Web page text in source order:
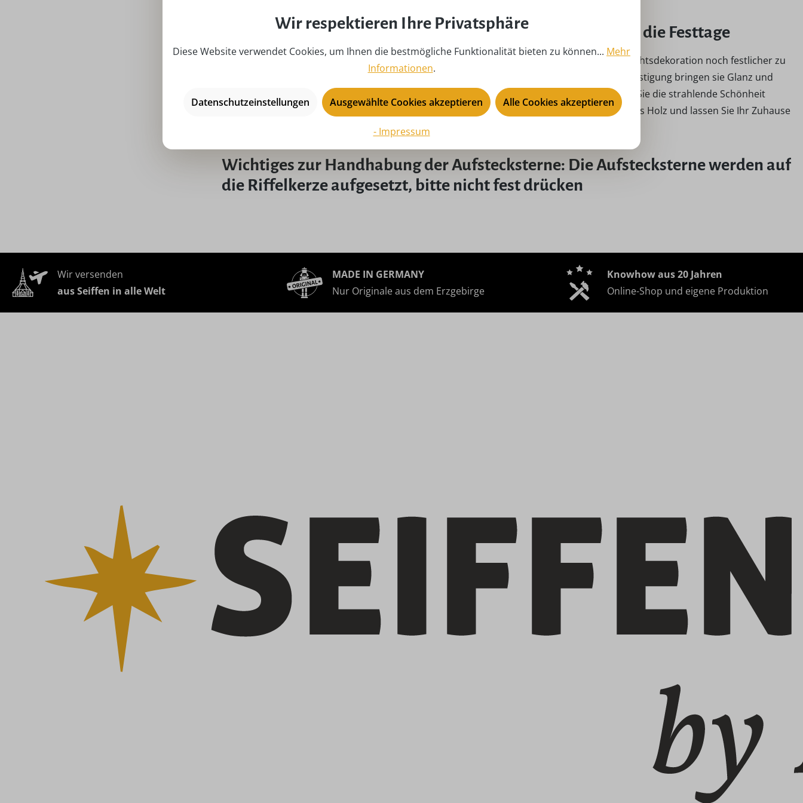
Unser Fazit zu den Aufstecksternen: Strahlender Glanz für die Festtage
Aufstecksterne für Schwibbögen aus Holz sind eine wunderschöne Möglichkeit, Ihre Weihnachtsdekoration noch festlicher zu
gestalten. Mit ihrer handgefertigten Qualität, den vielfältigen Designs und der einfachen Befestigung bringen sie Glanz und
Tradition in Ihr Zuhause. Verleihen Sie Ihrem Schwibbogen das gewisse Etwas und genießen Sie die strahlende Schönheit
dieser einzigartigen Sterne. Erleben Sie die Magie der Weihnachtszeit mit Aufstecksternen aus Holz und lassen Sie Ihr Zuhause
Wichtiges zur Handhabung der Aufstecksterne: Die Aufstecksterne werden auf
die Riffelkerze aufgesetzt, bitte nicht fest drücken
Wir versenden
aus Seiffen in alle Welt
MADE IN GERMANY
Nur Originale aus dem Erzgebirge
Knowhow aus 20 Jahren
Online-Shop und eigene Produktion
Wir respektieren Ihre Privatsphäre
Diese Website verwendet Cookies, um Ihnen die bestmögliche Funktionalität bieten zu können... Mehr
Informationen.
Datenschutzeinstellungen Ausgewählte Cookies akzeptieren Alle Cookies akzeptieren
- Impressum